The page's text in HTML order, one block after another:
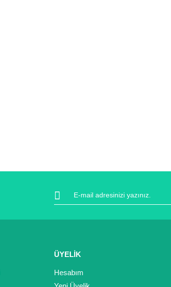
ÜYELİK
Hesabım